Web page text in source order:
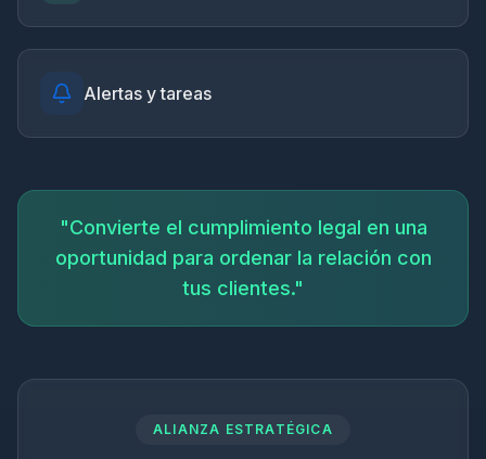
Alertas y tareas
"Convierte el cumplimiento legal en una
oportunidad para ordenar la relación con
tus clientes."
ALIANZA ESTRATÉGICA